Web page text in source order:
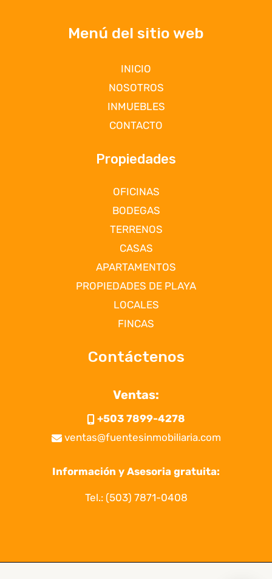
Menú del sitio web
INICIO
NOSOTROS
INMUEBLES
CONTACTO
Propiedades
OFICINAS
BODEGAS
TERRENOS
CASAS
APARTAMENTOS
PROPIEDADES DE PLAYA
LOCALES
FINCAS
Contáctenos
Ventas:
+503 7899-4278
ventas@fuentesinmobiliaria.com
Información y Asesoria gratuita:
Tel.: (503) 7871-0408